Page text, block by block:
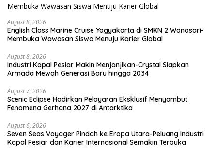
August 8, 2026
English Class Marine Cruise Yogyakarta di SMKN 2 Wonosari-
Membuka Wawasan Siswa Menuju Karier Global
August 8, 2026
Industri Kapal Pesiar Makin Menjanjikan-Crystal Siapkan
Armada Mewah Generasi Baru hingga 2034
August 7, 2026
Scenic Eclipse Hadirkan Pelayaran Eksklusif Menyambut
Fenomena Gerhana 2027 di Antarktika
August 6, 2026
Seven Seas Voyager Pindah ke Eropa Utara-Peluang Industri
Kapal Pesiar dan Karier Internasional Semakin Terbuka